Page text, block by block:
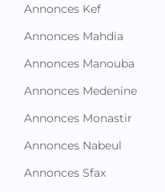
Annonces Kef
Annonces Mahdia
Annonces Manouba
Annonces Medenine
Annonces Monastir
Annonces Nabeul
Annonces Sfax